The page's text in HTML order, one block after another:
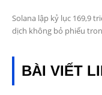
Solana lập kỷ lục 169,9
dịch không bỏ phiếu
BÀI VIẾT